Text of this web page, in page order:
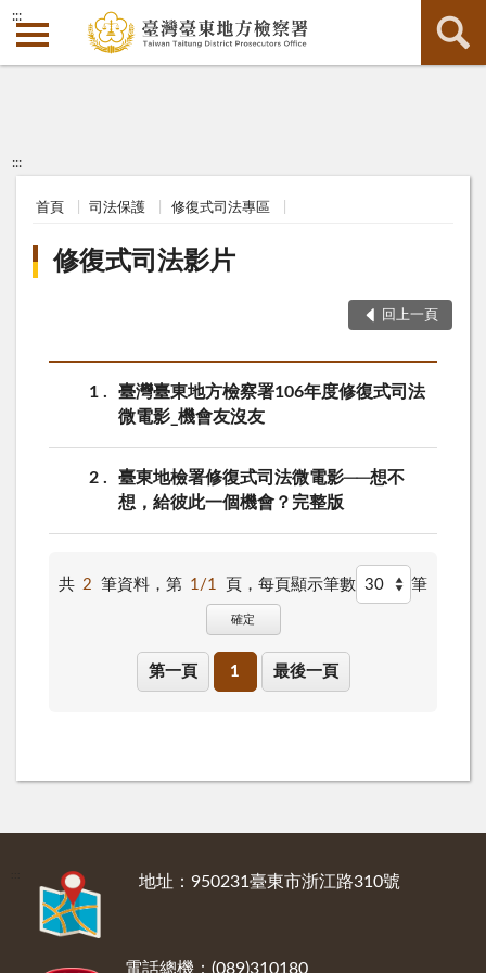
:::
:::
首頁 司法保護 修復式司法專區
修復式司法影片
回上一頁
1
臺灣臺東地方檢察署106年度修復式司法
微電影_機會友沒友
2
臺東地檢署修復式司法微電影──想不
想，給彼此一個機會？完整版
共 2 筆資料，第 1/1 頁， 每頁顯示筆數 筆
確定
第一頁 1 最後一頁
地址：950231臺東市浙江路310號
電話總機：(089)310180